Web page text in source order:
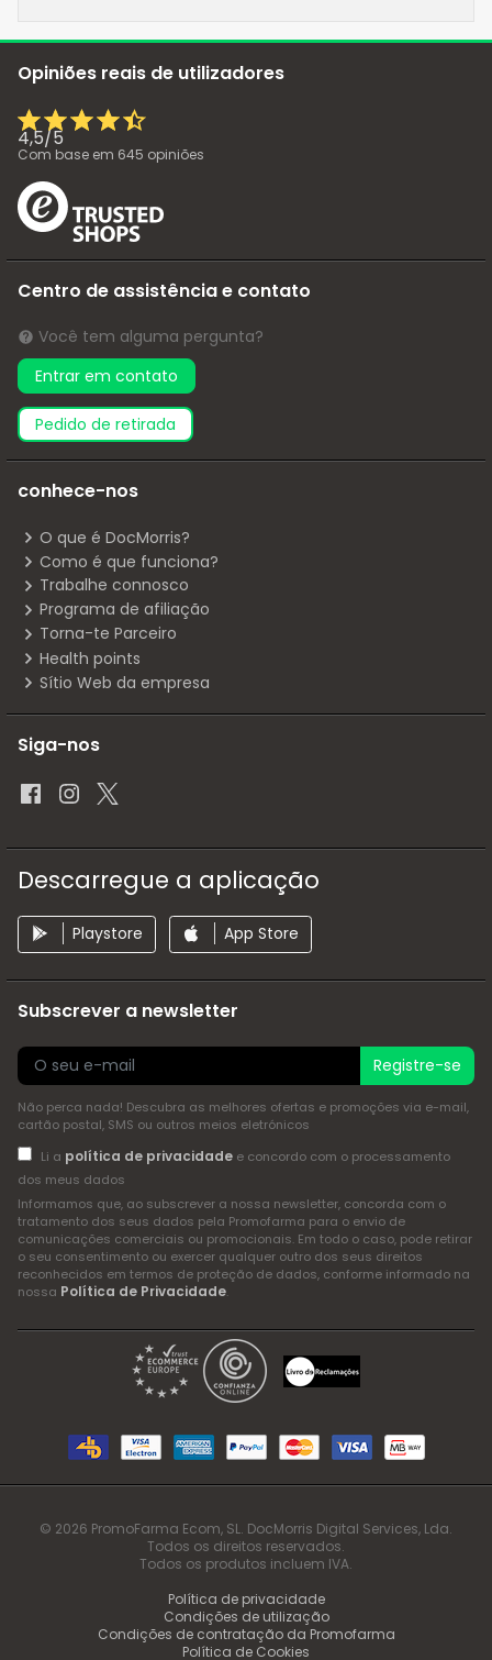
Opiniões reais de utilizadores
4,5/5
Com base em 645 opiniões
Centro de assistência e contato
Você tem alguma pergunta?
Entrar em contato
pedido de retirada
conhece-nos
O que é DocMorris?
Como é que funciona?
Trabalhe connosco
Programa de afiliação
Torna-te Parceiro
Health points
Sítio Web da empresa
Siga-nos
Descarregue a aplicação
Playstore App Store
Subscrever a newsletter
Registre-se
Não perca nada! Descubra as melhores ofertas e promoções via e-mail,
cartão postal, SMS ou outros meios eletrónicos
Li a política de privacidadee concordo com o processamento
dos meus dados
Informamos que, ao subscrever a nossa newsletter, concorda com o
tratamento dos seus dados pela Promofarma para o envio de
comunicações comerciais ou promocionais. Em todo o caso, pode retirar
o seu consentimento ou exercer qualquer outro dos seus direitos
reconhecidos em termos de proteção de dados, conforme informado na
nossa Política de Privacidade.
© 2026 PromoFarma Ecom, SL. DocMorris Digital Services, Lda.
Todos os direitos reservados.
Todos os produtos incluem IVA.
Política de privacidade
Condições de utilização
Condições de contratação da Promofarma
Política de Cookies